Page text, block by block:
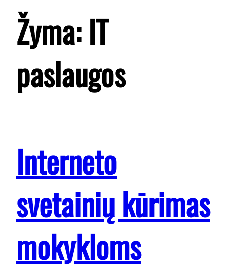
Žyma:IT
paslaugos
Interneto
svetainių kūrimas
mokykloms